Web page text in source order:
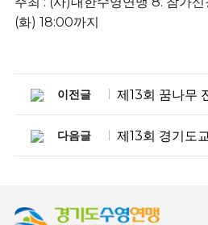
(화) 18:00까지
이전글
다음글